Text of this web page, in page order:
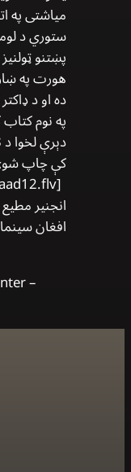
مياشتی په
ستوري د
پښتنو
هورت په
ده او د
په نوم
كې چاپ
[vid=files/videos/DaStoriYaad12.flv]
انجنیر
افغان
–